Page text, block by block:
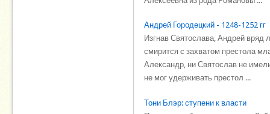
Андрей Городецкий - 1248-1252 гг
Изгнав Святослава, Андрей вряд
смирится с захватом престола
Александр, ни Святослав не
не мог удерживать престол ...
Тони Блэр: ступени к власти